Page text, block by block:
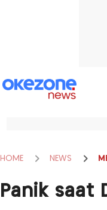
HOME NEWS
Panik saat